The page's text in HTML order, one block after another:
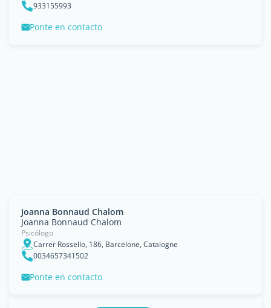
933155993
Ponte en contacto
Joanna Bonnaud Chalom
Joanna Bonnaud Chalom
Psicólogo
Carrer Rossello, 186, Barcelone, Catalogne
0034657341502
Ponte en contacto